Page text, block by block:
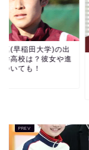
真(早稲田大学)の出
学高校は？彼女や進
ついても！